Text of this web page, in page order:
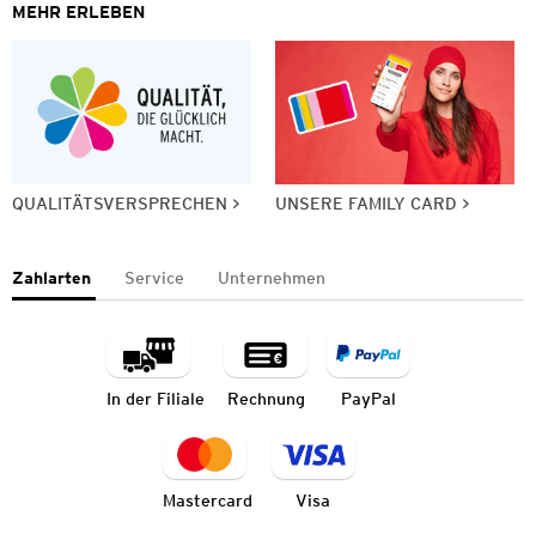
MEHR ERLEBEN
QUALITÄTSVERSPRECHEN UNSERE FAMILY CARD
Zahlarten Service Unternehmen
In der Filiale Rechnung PayPal
Mastercard Visa